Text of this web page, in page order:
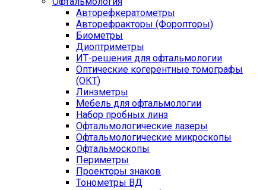
Авторефкератометры
Авторефракторы (Форопторы)
Биометры
Диоптриметры
ИТ-решения для офтальмологии
Оптические когерентные томографы
(ОКТ)
Линзметры
Мебель для офтальмологии
Набор пробных линз
Офтальмологические лазеры
Офтальмологические микроскопы
Офтальмоскопы
Периметры
Проекторы знаков
Тонометры ВД